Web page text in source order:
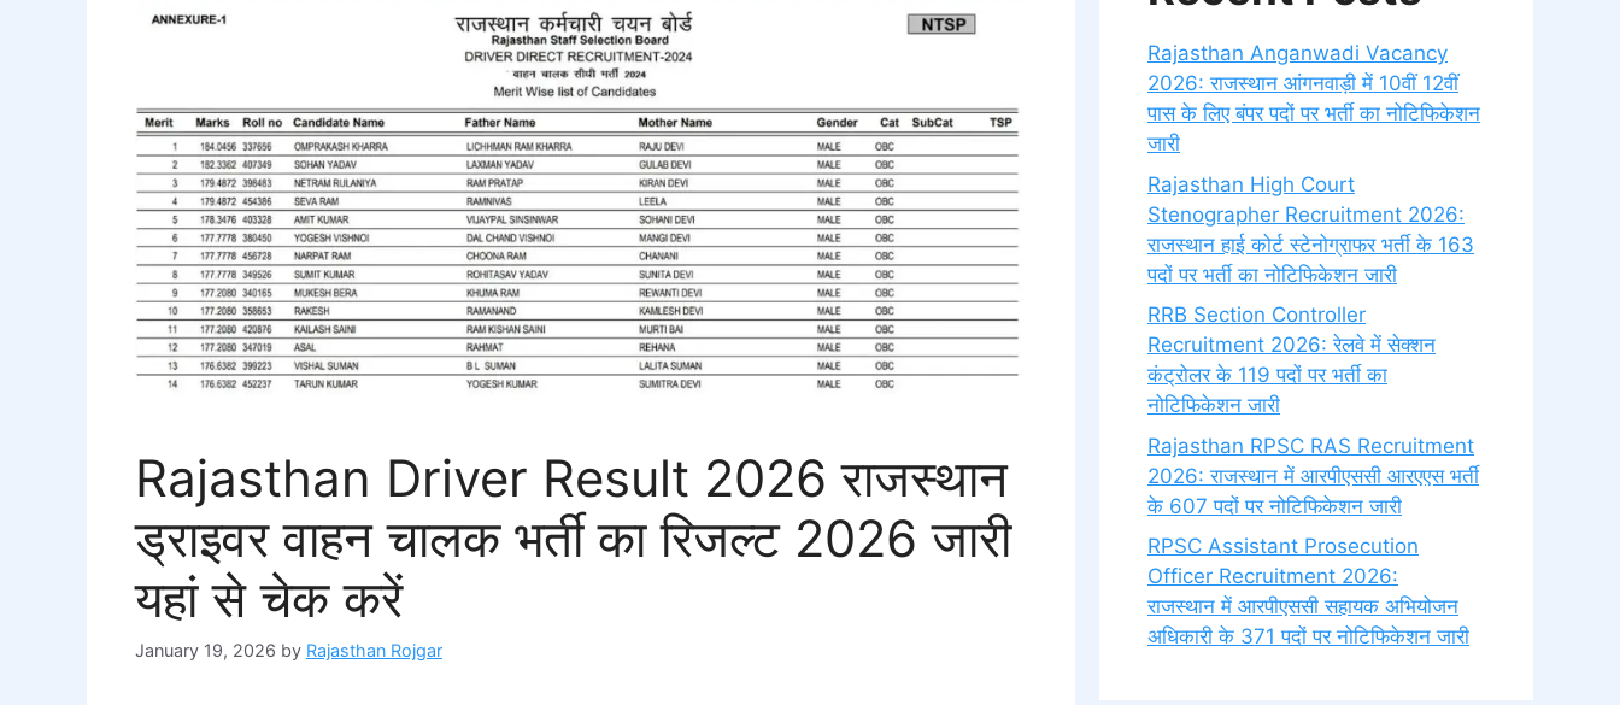
Rajasthan Driver Result 2026 राजस्थान
ड्राइवर वाहन चालक भर्ती का रिजल्ट 2026 जारी
यहां से चेक करें
January 19, 2026 by Rajasthan Rojgar
Rajasthan Anganwadi Vacancy
2026: राजस्थान आंगनवाड़ी में 10वीं 12वीं
पास के लिए बंपर पदों पर भर्ती का नोटिफिकेशन
जारी
Rajasthan High Court
Stenographer Recruitment 2026:
राजस्थान हाई कोर्ट स्टेनोग्राफर भर्ती के 163
पदों पर भर्ती का नोटिफिकेशन जारी
RRB Section Controller
Recruitment 2026: रेलवे में सेक्शन
कंट्रोलर के 119 पदों पर भर्ती का
नोटिफिकेशन जारी
Rajasthan RPSC RAS Recruitment
2026: राजस्थान में आरपीएससी आरएएस भर्ती
के 607 पदों पर नोटिफिकेशन जारी
RPSC Assistant Prosecution
Officer Recruitment 2026:
राजस्थान में आरपीएससी सहायक अभियोजन
अधिकारी के 371 पदों पर नोटिफिकेशन जारी